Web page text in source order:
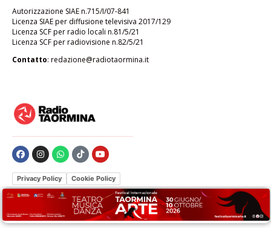
Privacy Policy Cookie Policy
Le tue preferenze relative alla privacy
Autorizzazione SIAE n.715/I/07-841
Licenza SIAE per diffusione televisiva 2017/129
Licenza SCF per radio locali n.81/5/21
Licenza SCF per radiovisione n.82/5/21
Contatto: redazione@radiotaormina.it